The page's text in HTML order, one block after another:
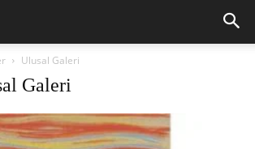
Ulusal Galeri
Galeri